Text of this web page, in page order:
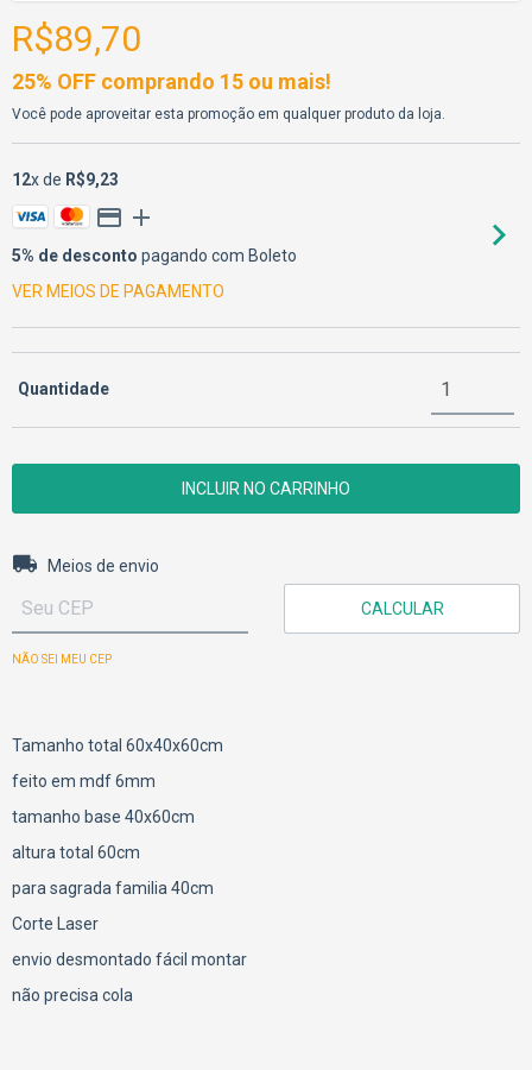
R$89,70
25% OFF comprando 15 ou mais!
Você pode aproveitar esta promoção em qualquer produto da loja.
12x de R$9,23
5% de desconto pagando com Boleto
VER MEIOS DE PAGAMENTO
Quantidade
Entregas para o CEP:
Meios de envio
CALCULAR
NÃO SEI MEU CEP
Tamanho total 60x40x60cm
feito em mdf 6mm
tamanho base 40x60cm
altura total 60cm
para sagrada familia 40cm
Corte Laser
envio desmontado fácil montar
não precisa cola